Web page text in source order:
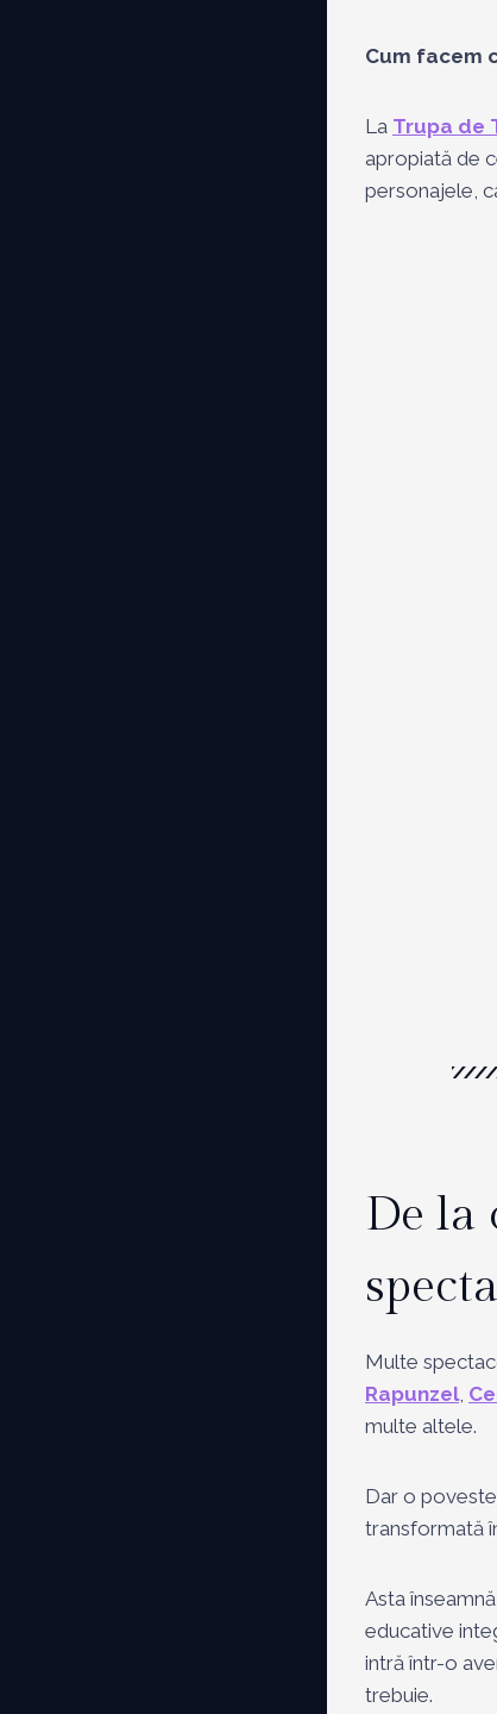
Cum facem
La Trupa de
apropiată de
personajele,
De la
Multe
Rapunzel,
multe altele.
Dar o
transformată
Asta
educative
intră într-o
trebuie.